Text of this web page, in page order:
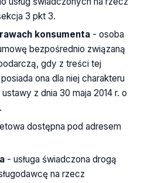
3 pkt 3.
konsumenta - osoba
bezpośrednio związaną
gdy z treści tej
ona dla niej charakteru
z dnia 30 maja 2014 r. o
dostępna pod adresem
- usługa świadczona drogą
na rzecz